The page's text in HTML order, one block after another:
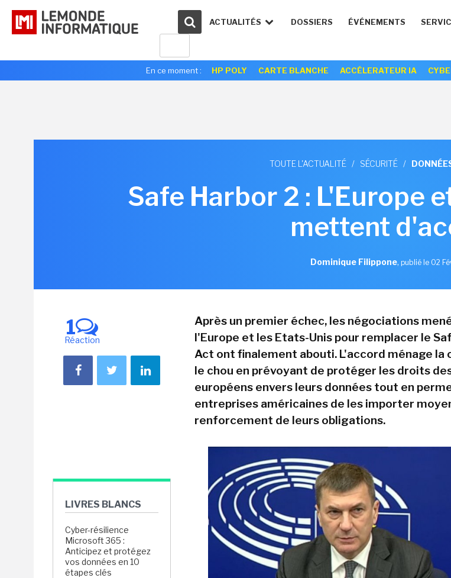
ACTUALITÉS DOSSIERS ÉVÉNEMENTS
En ce moment : HP POLY CARTE BLANCHE ACCÉLERATEUR IA
TOUTE L'ACTUALITÉ / SÉCURITÉ /
Safe Harbor 2 : L'Europe
mettent
Dominique Filippone, publié le 02
1
Réaction
LIVRES BLANCS
Cyber-résilience
Microsoft 365 :
Anticipez et protégez
vos données en 10
étapes clés
Après un premier échec, les négociations
l'Europe et les Etats-Unis pour remplacer le
Act ont finalement abouti. L'accord ménage la
le chou en prévoyant de protéger les droits
européens envers leurs données tout en
entreprises américaines de les importer
renforcement de leurs obligations.